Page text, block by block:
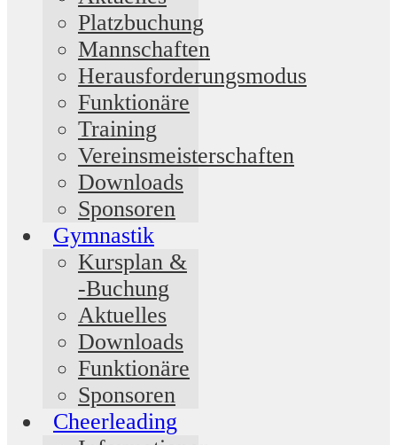
Platzbuchung
Mannschaften
Herausforderungsmodus
Funktionäre
Training
Vereinsmeisterschaften
Downloads
Sponsoren
Gymnastik
Kursplan &
-Buchung
Aktuelles
Downloads
Funktionäre
Sponsoren
Cheerleading